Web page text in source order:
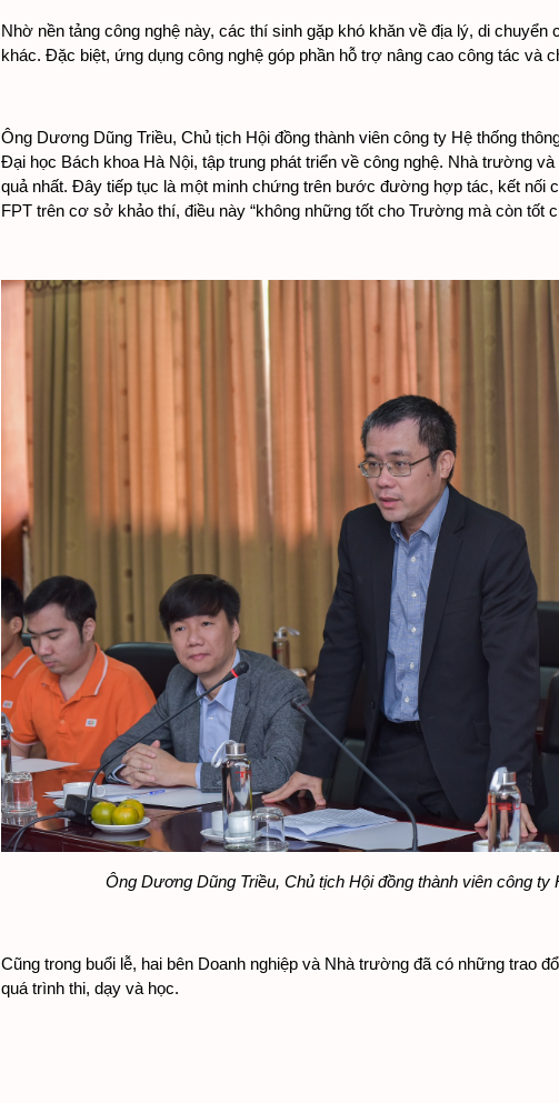
Nhờ nền tảng công nghệ này, các thí sinh gặp khó khăn về địa lý, di
khác. Đặc biệt, ứng dụng công nghệ góp phần hỗ trợ nâng cao công tác và
Ông Dương Dũng Triều, Chủ tịch Hội đồng thành viên công ty Hệ thống
Đại học Bách khoa Hà Nội, tập trung phát triển về công nghệ. Nhà trường
quả nhất. Đây tiếp tục là một minh chứng trên bước đường hợp tác, kết nối
FPT trên cơ sở khảo thí, điều này “không những tốt cho Trường mà còn tốt
Ông Dương Dũng Triều, Chủ tịch Hội đồng thành viên công ty
Cũng trong buổi lễ, hai bên Doanh nghiệp và Nhà trường đã có những trao
quá trình thi, dạy và học.